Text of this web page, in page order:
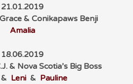
21.01.2019
& Conikapaws Benji
Amalia
18.06.2019
& Nova Scotia’s Big Boss
Leni& Pauline